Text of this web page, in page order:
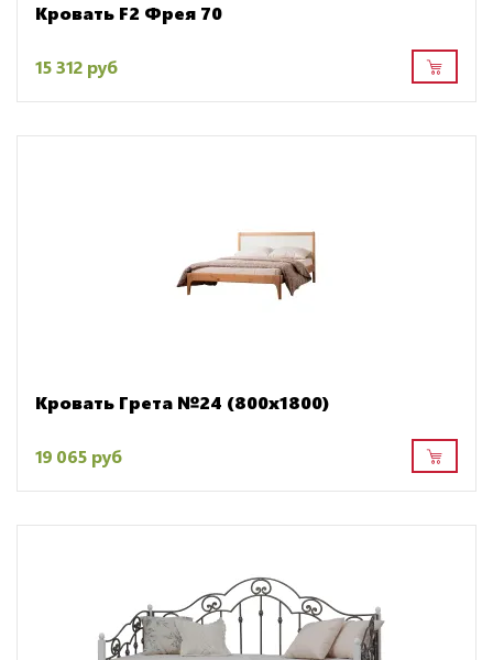
Кровать F2 Фрея 70
15 312 руб
Кровать Грета №24 (800х1800)
19 065 руб